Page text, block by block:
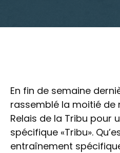
En fin de semaine
rassemblé la moitié de
Relais de la Tribu pour
spécifique «Tribu».
entraînement